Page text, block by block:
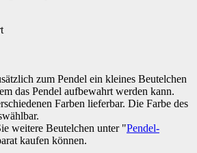
zum Pendel ein kleines Beutelchen
das Pendel aufbewahrt werden kann.
Farben lieferbar. Die Farbe des
weitere Beutelchen unter "Pendel-
kaufen können.